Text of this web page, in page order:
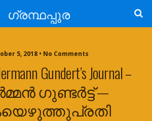
ഗ്രന്ഥപ്പുര
5, 2018 • No Comments
Gundert’s Journal –
ഗുണ്ടർട്ട് —